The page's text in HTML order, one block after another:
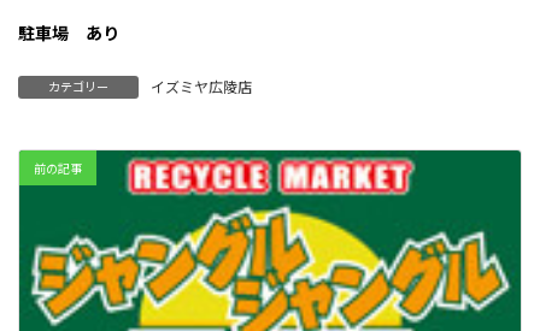
駐車場 あり
カテゴリー イズミヤ広陵店
前の記事